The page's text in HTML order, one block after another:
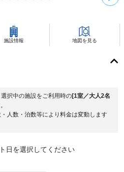
施設情報 地図を見る
択中の施設をご利用時の[1室／大人2名
人数・泊数等により料金は変動します
日を選択してください